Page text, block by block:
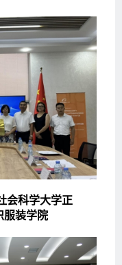
会科学大学正
服装学院